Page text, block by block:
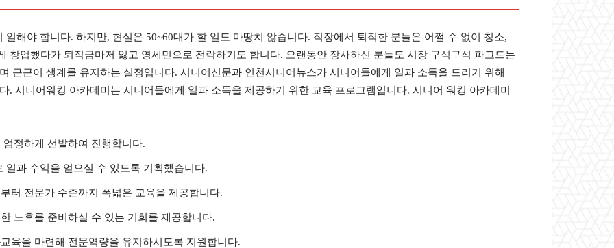
해야 합니다. 하지만, 현실은 50~60대가 할 일도 마땅치 않습니다. 직장에서 퇴직한 분들은 어쩔 수 없이 청소,
창업했다가 퇴직금마저 잃고 영세민으로 전락하기도 합니다. 오랜동안 장사하신 분들도 시장 구석구석 파고드는
근근이 생계를 유지하는 실정입니다. 시니어신문과 인천시니어뉴스가 시니어들에게 일과 소득을 드리기 위해
시니어워킹 아카데미는 시니어들에게 일과 소득을 제공하기 위한 교육 프로그램입니다. 시니어 워킹 아카데미
정하게 선발하여 진행합니다.
과 수익을 얻으실 수 있도록 기획했습니다.
터 전문가 수준까지 폭넓은 교육을 제공합니다.
노후를 준비하실 수 있는 기회를 제공합니다.
육을 마련해 전문역량을 유지하시도록 지원합니다.